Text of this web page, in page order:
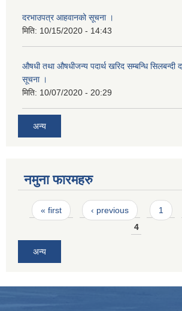
दरभाउपत्र आहवानको सूचना ।
मिति: 10/15/2020 - 14:43
औषधी तथा औषधीजन्य पदार्थ खरिद सम्बन्धि सिलबन्दी
सूचना ।
मिति: 10/07/2020 - 20:29
अन्य
नमुना फारमहरु
Pages
« first ‹ previous 1
4
अन्य